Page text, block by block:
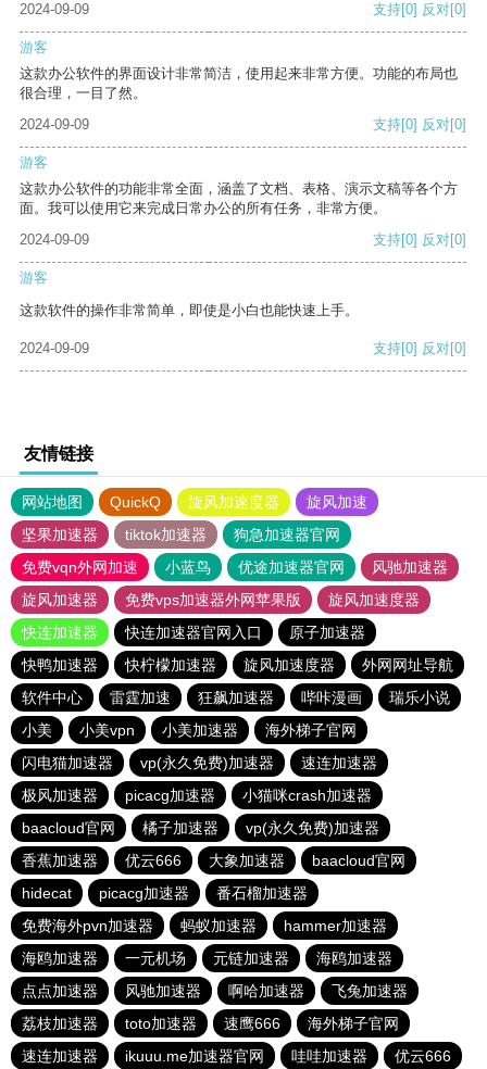
2024-09-09
支持[0] 反对[0]
游客
这款办公软件的界面设计非常简洁，使用起来非常方便。功能的布局也
很合理，一目了然。
2024-09-09
支持[0] 反对[0]
游客
这款办公软件的功能非常全面，涵盖了文档、表格、演示文稿等各个方
面。我可以使用它来完成日常办公的所有任务，非常方便。
2024-09-09
支持[0] 反对[0]
游客
这款软件的操作非常简单，即使是小白也能快速上手。
2024-09-09 支持[0] 反对[0]
友情链接
网站地图 QuickQ 旋风加速度器
旋风加速
坚果加速器
tiktok加速器
狗急加速器官网
免费vqn外网加速
小蓝鸟 优途加速器官网
风驰加速器
旋风加速器
免费vps加速器外网苹果版
旋风加速度器
快连加速器
快连加速器官网入口
原子加速器
快鸭加速器
快柠檬加速器 旋风加速度器
外网网址导航
软件中心
雷霆加速 狂飙加速器 哔咔漫画
瑞乐小说
小美
小美vpn 小美加速器
海外梯子官网
闪电猫加速器
vp(永久免费)加速器
速连加速器
极风加速器
picacg加速器
小猫咪crash加速器
baacloud官网
橘子加速器
vp(永久免费)加速器
香蕉加速器
优云666 大象加速器
baacloud官网
hidecat
picacg加速器
番石榴加速器
免费海外pvn加速器
蚂蚁加速器
hammer加速器
海鸥加速器
一元机场 元链加速器
海鸥加速器
点点加速器
风驰加速器 啊哈加速器
飞兔加速器
荔枝加速器
toto加速器 速鹰666
海外梯子官网
速连加速器
ikuuu.me加速器官网 哇哇加速器 优云666